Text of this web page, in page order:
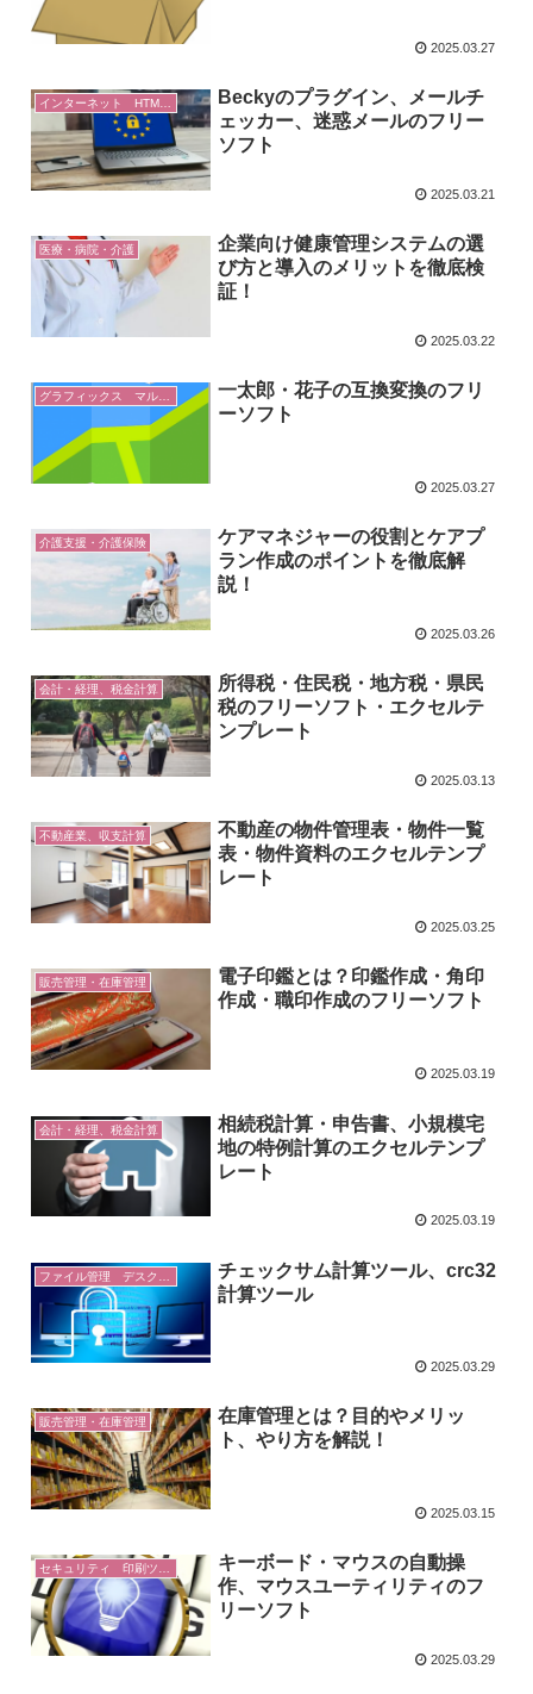
2025.03.27
Beckyのプラグイン、メールチ
ェッカー、迷惑メールのフリー
ソフト
2025.03.21
医療・病院・介護
企業向け健康管理システムの選
び方と導入のメリットを徹底検
証！
2025.03.22
グラフィックス マルチメディア
一太郎・花子の互換変換のフリ
ーソフト
2025.03.27
介護支援・介護保険
ケアマネジャーの役割とケアプ
ラン作成のポイントを徹底解
説！
2025.03.26
会計・経理、税金計算
所得税・住民税・地方税・県民
税のフリーソフト・エクセルテ
ンプレート
2025.03.13
不動産業、収支計算
不動産の物件管理表・物件一覧
表・物件資料のエクセルテンプ
レート
2025.03.25
販売管理・在庫管理
電子印鑑とは？印鑑作成・角印
作成・職印作成のフリーソフト
2025.03.19
会計・経理、税金計算
相続税計算・申告書、小規模宅
地の特例計算のエクセルテンプ
レート
2025.03.19
チェックサム計算ツール、crc32
計算ツール
2025.03.29
販売管理・在庫管理
在庫管理とは？目的やメリッ
ト、やり方を解説！
2025.03.15
キーボード・マウスの自動操
作、マウスユーティリティのフ
リーソフト
2025.03.29